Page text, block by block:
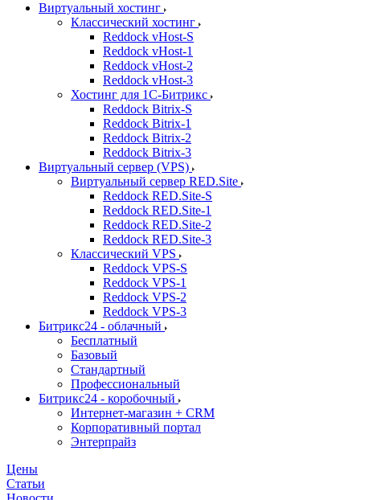
Виртуальный хостинг
Классический хостинг
Reddock vHost-S
Reddock vHost-1
Reddock vHost-2
Reddock vHost-3
Хостинг для 1С-Битрикс
Reddock Bitrix-S
Reddock Bitrix-1
Reddock Bitrix-2
Reddock Bitrix-3
Виртуальный сервер (VPS)
Виртуальный сервер RED.Site
Reddock RED.Site-S
Reddock RED.Site-1
Reddock RED.Site-2
Reddock RED.Site-3
Классический VPS
Reddock VPS-S
Reddock VPS-1
Reddock VPS-2
Reddock VPS-3
Битрикс24 - облачный
Бесплатный
Базовый
Стандартный
Профессиональный
Битрикс24 - коробочный
Интернет-магазин + CRM
Корпоративный портал
Энтерпрайз
Цены
Статьи